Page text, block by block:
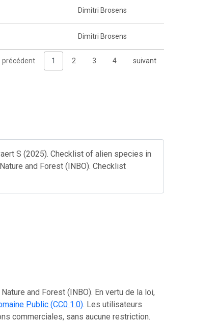
Dimitri Brosens
Dimitri Brosens
précédent 1 2 3 4 suivant
S (2025). Checklist of alien species in
and Forest (INBO). Checklist
and Forest (INBO). En vertu de la loi,
Public (CC0 1.0). Les utilisateurs
commerciales, sans aucune restriction.